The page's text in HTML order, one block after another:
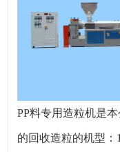
PP料专用造粒机是
的回收造粒的机型：